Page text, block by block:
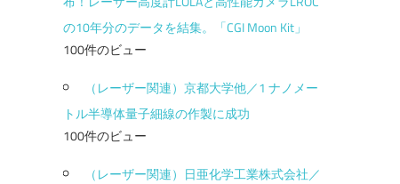
の10年分のデータを結集。「CGI Moon Kit」
100件のビュー
（レーザー関連）京都大学他／1 ナノメー
トル半導体量子細線の作製に成功
100件のビュー
（レーザー関連）日亜化学工業株式会社／